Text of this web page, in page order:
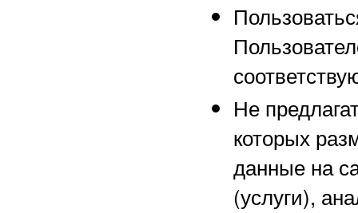
Не
которых
данные на
(услуги),